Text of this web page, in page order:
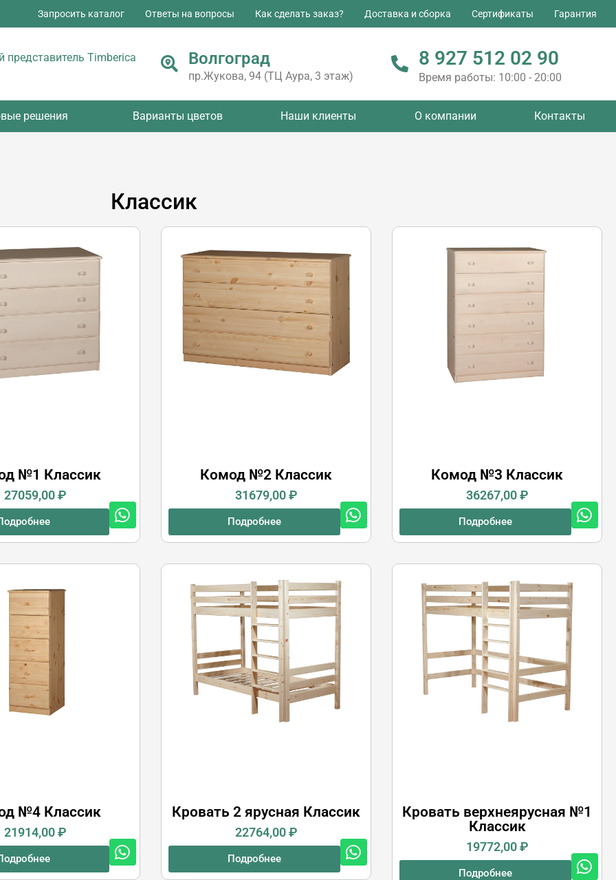
Запросить каталог Ответы на вопросы Как сделать заказ? Доставка и сборка Сертификаты Гарантия
Timberica Волгоград
пр.Жукова, 94 (ТЦ Аура, 3 этаж)
8 927 512 02 90
Время работы: 10:00 - 20:00
решения Варианты цветов Наши клиенты О компании Контакты
Классик
№1 Классик
27059,00₽
Комод №2 Классик
31679,00₽
Подробнее
Комод №3 Классик
36267,00₽
Подробнее
№4 Классик
21914,00₽
Кровать 2 ярусная Классик
22764,00₽
Подробнее
Кровать верхнеярусная №1
Классик
19772,00₽
Подробнее